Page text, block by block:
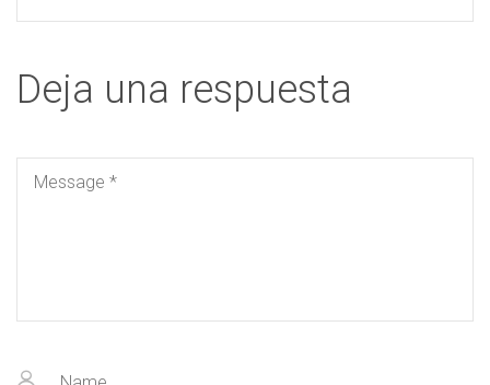
Deja una respuesta